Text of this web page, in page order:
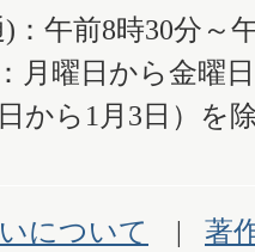
：午前8時30分～
月曜日から金曜
から1月3日）を
について
著